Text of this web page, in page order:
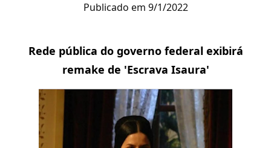
Publicado em 9/1/2022
Rede pública do governo federal exibirá
remake de 'Escrava Isaura'